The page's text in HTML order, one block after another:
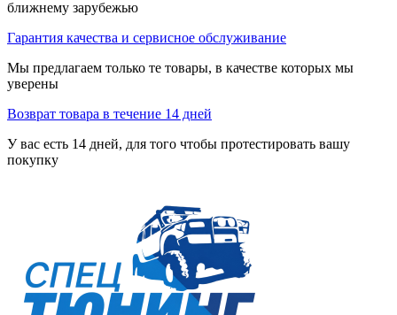
ближнему зарубежью
Гарантия качества и сервисное обслуживание
Мы предлагаем только те товары, в качестве которых мы
уверены
Возврат товара в течение 14 дней
У вас есть 14 дней, для того чтобы протестировать вашу
покупку